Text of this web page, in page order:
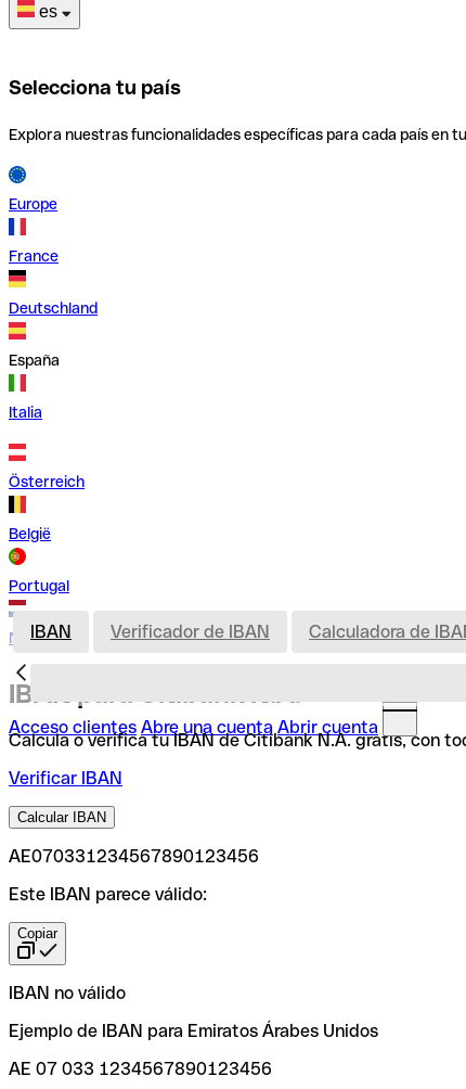
es
Selecciona tu país
Explora nuestras funcionalidades específicas para cada país en
Europe
France
Deutschland
España
Italia
Österreich
België
Portugal
Nederland
Acceso clientes Abre una cuenta Abrir cuenta
IBAN Verificador de IBAN Calculadora de
IBAN para Citibank N.A.
Calcula o verifica tu IBAN de Citibank N.A. gratis, con
Verificar IBAN
Calcular IBAN
AE070331234567890123456
Este IBAN parece válido:
Copiar
IBAN no válido
Ejemplo de IBAN para Emiratos Árabes Unidos
AE 07 033 1234567890123456